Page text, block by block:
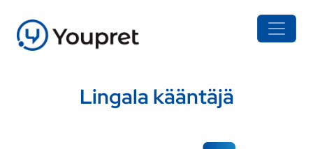
Lingala kääntäjä